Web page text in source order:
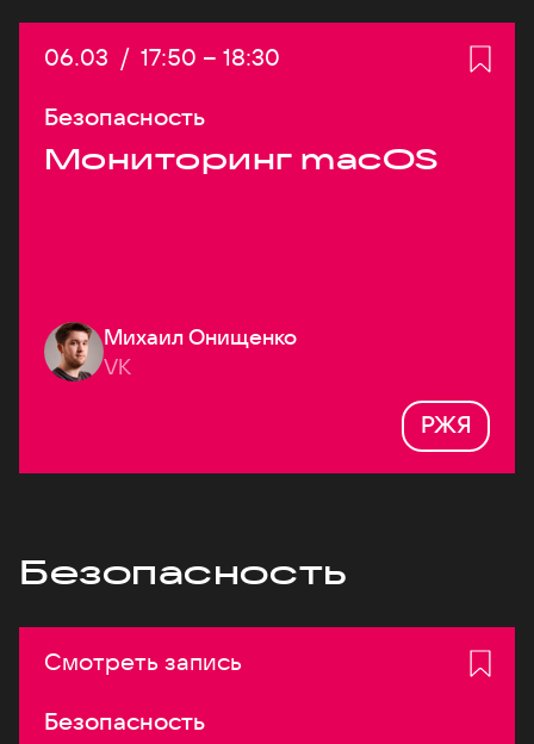
Дата:
06.03 / Начало:
17:50 – Конец:
18:30
Безопасность
Мониторинг macOS
Михаил Онищенко
VK
РЖЯ
Безопасность
Смотреть запись
Безопасность